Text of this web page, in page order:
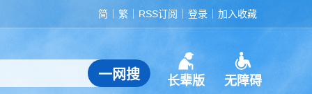
简 繁 RSS订阅 登录 加入收藏
长辈版 无障碍